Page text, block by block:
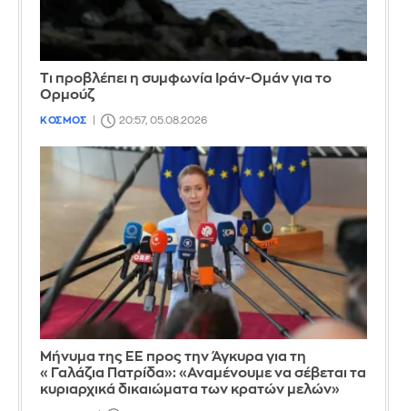
Τι προβλέπει η συμφωνία Ιράν-Ομάν για το
Ορμούζ
ΚΟΣΜΟΣ 20:57, 05.08.2026
Μήνυμα της ΕΕ προς την Άγκυρα για τη
«Γαλάζια Πατρίδα»: «Αναμένουμε να σέβεται τα
κυριαρχικά δικαιώματα των κρατών μελών»